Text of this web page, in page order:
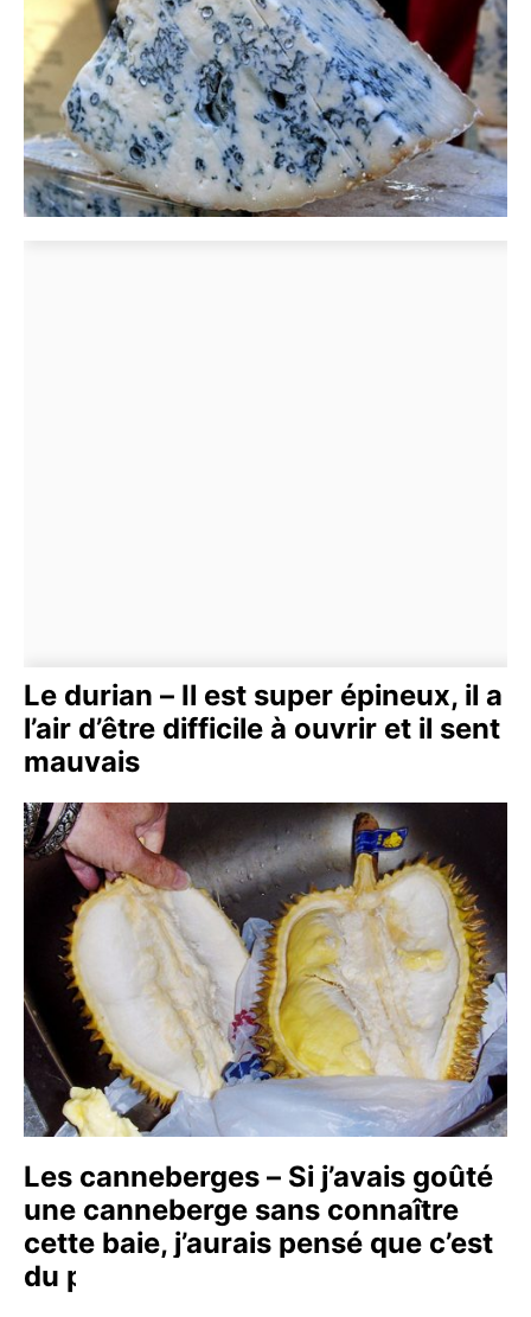
Le durian – Il est super épineux, il a
l’air d’être difficile à ouvrir et il sent
mauvais
Les canneberges – Si j’avais goûté
une canneberge sans connaître
cette baie, j’aurais pensé que c’est
du poison